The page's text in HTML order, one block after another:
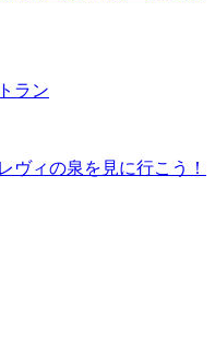
ラン
ヴィの泉を見に行こう！